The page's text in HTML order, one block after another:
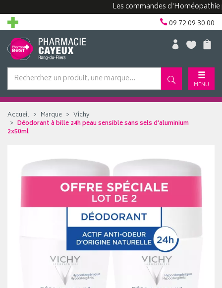
Les commandes d'Homéopathie
09 72 09 30 00
MENU
Accueil Marque
Vichy
Déodorant à bille 24h peau sensible sans sels d'aluminium
2x50ml